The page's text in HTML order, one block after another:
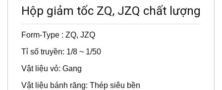
Hộp giảm tốc ZQ, JZQ chất lượng
Form-Type : ZQ, JZQ
Tỉ số truyền: 1/8 ~ 1/50
Vật liệu vỏ: Gang
Vật liệu bánh răng: Thép siêu bền